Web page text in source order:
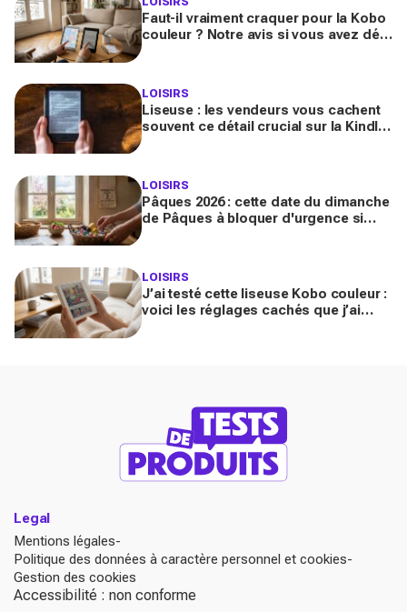
Faut-il vraiment craquer pour la Kobo
couleur ? Notre avis si vous avez déjà
LOISIRS
Liseuse : les vendeurs vous cachent
souvent ce détail crucial sur la Kindle,
LOISIRS
Pâques 2026 : cette date du dimanche
de Pâques à bloquer d'urgence si
LOISIRS
J’ai testé cette liseuse Kobo couleur :
voici les réglages cachés que j’ai
Legal
Mentions légales
Politique des données à caractère personnel et cookies
Gestion des cookies
Accessibilité : non conforme